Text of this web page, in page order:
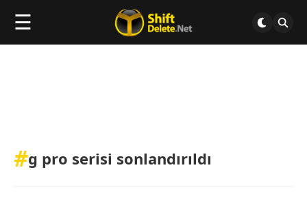
☰
#g pro serisi sonlandırıldı